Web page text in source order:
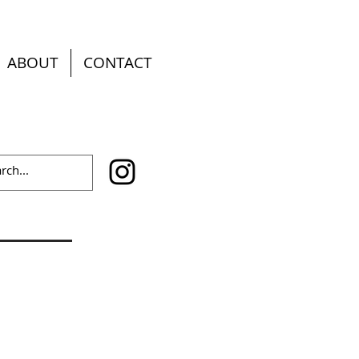
ABOUT CONTACT